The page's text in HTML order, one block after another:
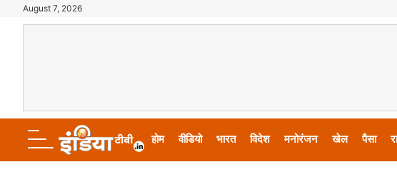
August 7, 2026
होम वीडियो भारत विदेश मनोरंजन खेल पैसा